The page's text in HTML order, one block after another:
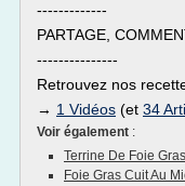
-------------
PARTAGE,
---------------
Retrouvez nos
→ 1 Vidéos (et 34
Voir également :
Terrine De Foie
Foie Gras Cuit Au